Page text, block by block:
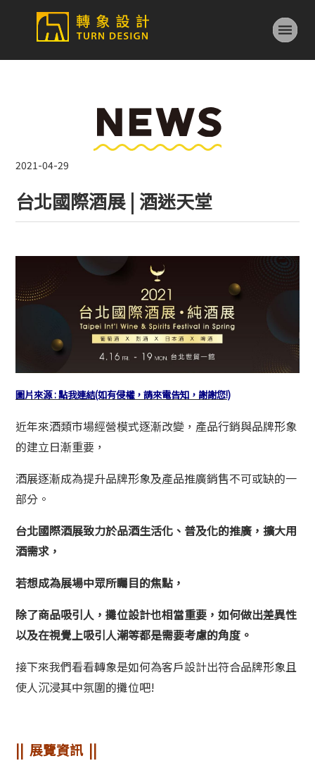
2021-04-29
台北國際酒展 | 酒迷天堂
圖片來源 : 點我連結(如有侵權，請來電告知，謝謝您!)
近年來酒類市場經營模式逐漸改變，產品行銷與品牌形象
的建立日漸重要，
酒展逐漸成為提升品牌形象及產品推廣銷售不可或缺的一
部分。
台北國際酒展致力於品酒生活化、普及化的推廣，擴大用
酒需求，
若想成為展場中眾所矚目的焦點，
除了商品吸引人 ，攤位設計也相當重要，如何做出差異性
以及在視覺上吸引人潮等都是需要考慮的角度。
接下來我們看看轉象是如何為客戶設計出符合品牌形象且
使人沉浸其中氛圍的攤位吧!
|| 展覽資訊 ||